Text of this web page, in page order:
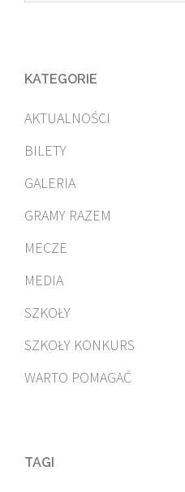
KATEGORIE
AKTUALNOŚCI
BILETY
GALERIA
GRAMY RAZEM
MECZE
MEDIA
SZKOŁY
SZKOŁY KONKURS
WARTO POMAGAĆ
TAGI